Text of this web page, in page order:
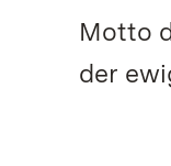
Motto
der